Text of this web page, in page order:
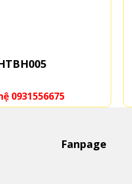
Liên hệ 0931556675
Fanpage